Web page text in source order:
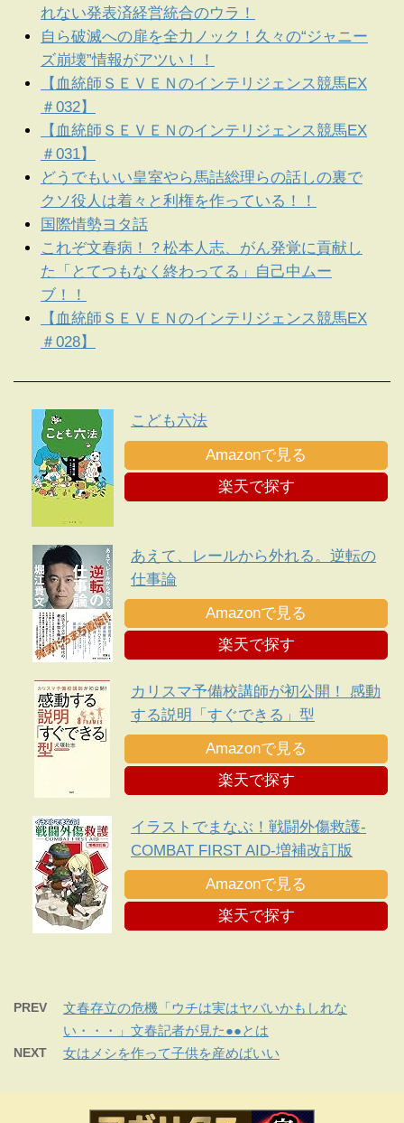
れない発表済経営統合のウラ！
自ら破滅への扉を全力ノック！久々の“ジャニー
ズ崩壊”情報がアツい！！
【血統師ＳＥＶＥＮのインテリジェンス競馬EX
＃032】
【血統師ＳＥＶＥＮのインテリジェンス競馬EX
＃031】
どうでもいい皇室やら馬詰総理らの話しの裏で
クソ役人は着々と利権を作っている！！
国際情勢ヨタ話
これぞ文春病！？松本人志、がん発覚に貢献し
た「とてつもなく終わってる」自己中ムー
ブ！！
【血統師ＳＥＶＥＮのインテリジェンス競馬EX
＃028】
こども六法
Amazonで見る
楽天で探す
あえて、レールから外れる。逆転の
仕事論
Amazonで見る
楽天で探す
カリスマ予備校講師が初公開！ 感動
する説明「すぐできる」型
Amazonで見る
楽天で探す
イラストでまなぶ！戦闘外傷救護-
COMBAT FIRST AID-増補改訂版
Amazonで見る
楽天で探す
PREV
文春存立の危機「ウチは実はヤバいかもしれな
い・・・」文春記者が見た●●とは
NEXT 女はメシを作って子供を産めばいい